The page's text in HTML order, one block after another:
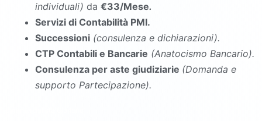
individuali) da €33/Mese.
Servizi di Contabilità PMI.
Successioni (consulenza e dichiarazioni).
CTP Contabili e Bancarie (Anatocismo Bancario).
Consulenza per aste giudiziarie (Domanda e
supporto Partecipazione).